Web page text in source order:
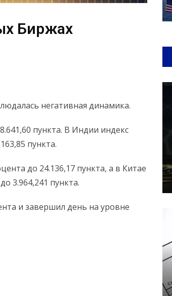
Биржах
негативная динамика.
пункта. В Индии индекс
пункта.
до 24.136,17 пункта, а в Китае
3.964,241 пункта.
и завершил день на уровне